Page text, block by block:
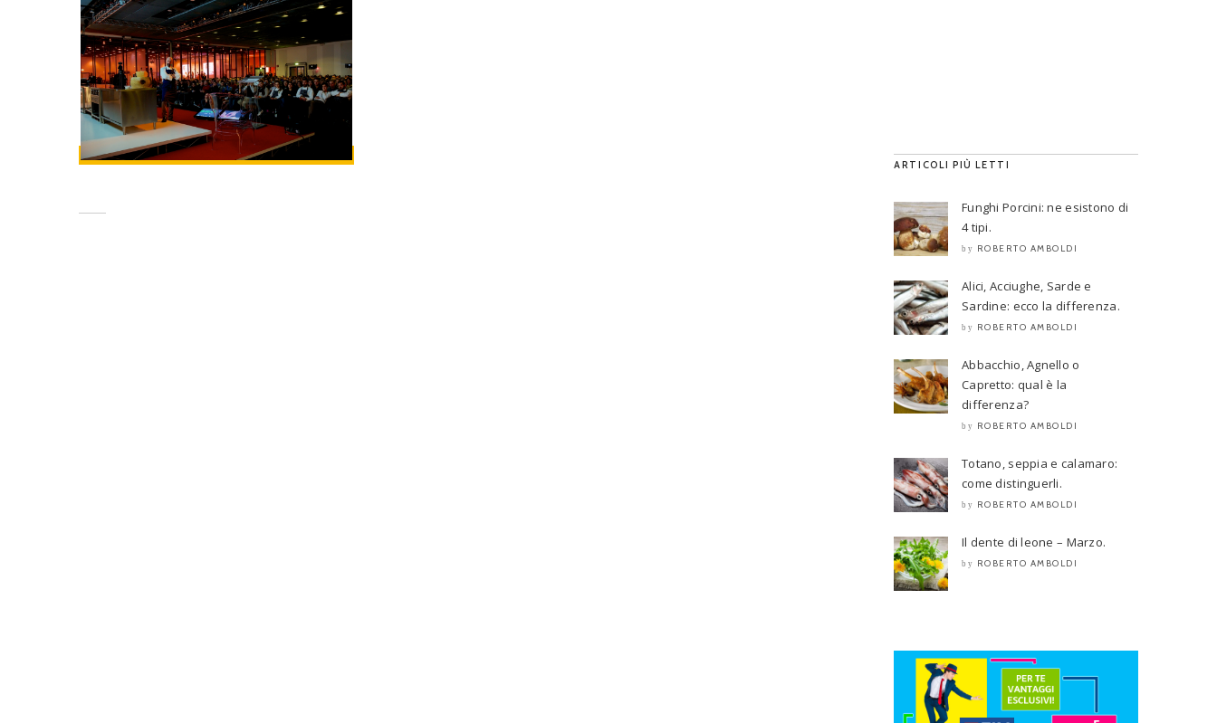
ARTICOLI PIÙ LETTI
Funghi Porcini: ne esistono di
4 tipi.
by ROBERTO AMBOLDI
Alici, Acciughe, Sarde e
Sardine: ecco la differenza.
by ROBERTO AMBOLDI
Abbacchio, Agnello o
Capretto: qual è la
differenza?
by ROBERTO AMBOLDI
Totano, seppia e calamaro:
come distinguerli.
by ROBERTO AMBOLDI
Il dente di leone – Marzo.
by ROBERTO AMBOLDI